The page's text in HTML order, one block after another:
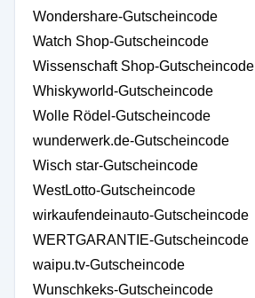
Wondershare-Gutscheincode
Watch Shop-Gutscheincode
Wissenschaft Shop-Gutscheincode
Whiskyworld-Gutscheincode
Wolle Rödel-Gutscheincode
wunderwerk.de-Gutscheincode
Wisch star-Gutscheincode
WestLotto-Gutscheincode
wirkaufendeinauto-Gutscheincode
WERTGARANTIE-Gutscheincode
waipu.tv-Gutscheincode
Wunschkeks-Gutscheincode